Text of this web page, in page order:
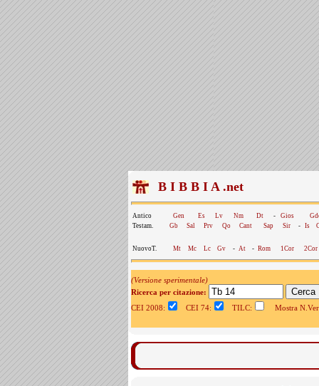
B I B B I A .net
Antico Gen Es Lv Nm Dt - Gios
Testam.
Gb Sal Prv Qo Cant Sap Sir - Is
NuovoT. Mt Mc Lc Gv - At - Rom 1Cor 2Cor
(Versione sperimentale)
Ricerca per citazione:
CEI 2008:
CEI 74: TILC: Mostra